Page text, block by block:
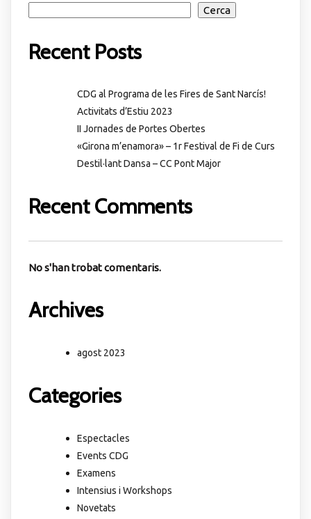
Cerca
Recent Posts
CDG al Programa de les Fires de Sant Narcís!
Activitats d’Estiu 2023
II Jornades de Portes Obertes
«Girona m’enamora» – 1r Festival de Fi de Curs
Destil·lant Dansa – CC Pont Major
Recent Comments
No s'han trobat comentaris.
Archives
agost 2023
Categories
Espectacles
Events CDG
Examens
Intensius i Workshops
Novetats